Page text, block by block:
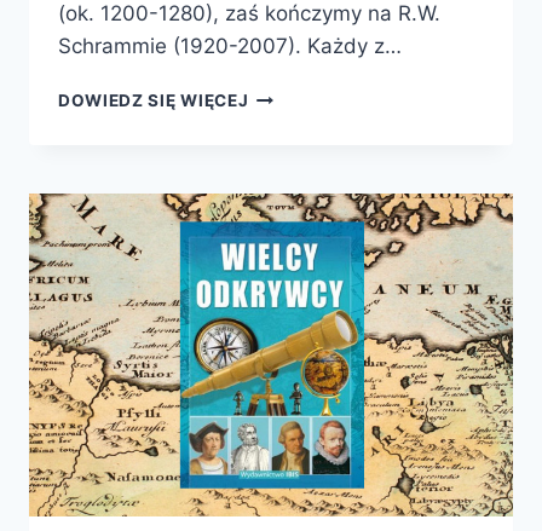
(ok. 1200-1280), zaś kończymy na R.W.
Schrammie (1920-2007). Każdy z…
DOWIEDZ SIĘ WIĘCEJ WIELCY
ODKRYWALI
ŚWIAT